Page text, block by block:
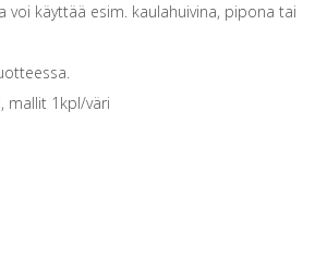
voi käyttää esim. kaulahuivina, pipona tai
mallit 1kpl/väri